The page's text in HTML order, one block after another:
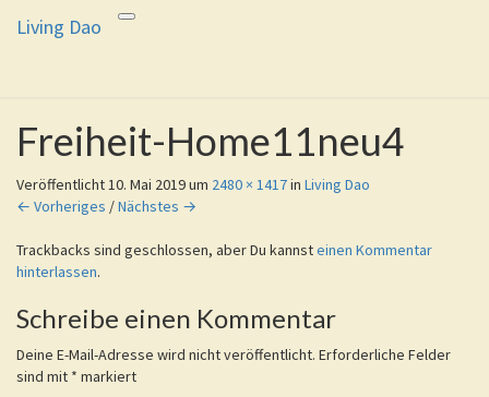
Toggle
Living Dao
Living Dao
Eure Freiheit ist das Ziel dieses
Freiheit-Home11neu4
Veröffentlicht10. Mai 2019um 2480 × 1417in Living Dao
← Vorheriges /Nächstes →
Trackbacks sind geschlossen, aber Du kannsteinen Kommentar
hinterlassen.
Schreibe einen Kommentar
Deine E-Mail-Adresse wird nicht veröffentlicht. Erforderliche Felder
sind mit * markiert